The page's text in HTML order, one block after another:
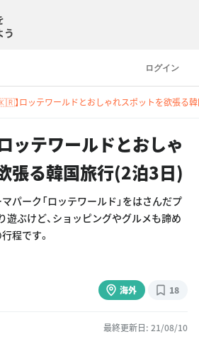
ログイン
う
🇰🇷】ロッテワールドとおしゃれスポットを欲張る
ッテワールドとおしゃ
張る韓国旅行(2泊3日)
パーク「ロッテワールド」をはさんだプ
遊ぶけど、ショッピングやグルメも諦め
程です。
海外 18
最終更新日: 21/08/10